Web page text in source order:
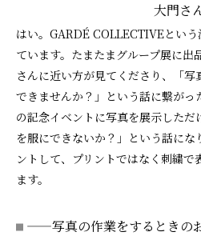
大門さ
はい。GARDÉ COLLECTIVEとい
ています。たまたまグループ展に出
さんに近い方が見てくださり、「
できませんか？」という話に繋がっ
の記念イベントに写真を展示した
を服にできないか？」という話にな
ントして、プリントではなく刺繍で
ます。
——写真の作業をするときの